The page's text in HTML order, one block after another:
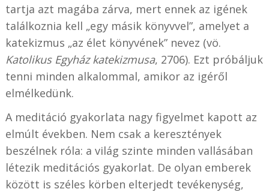
tartja azt magába zárva, mert ennek az igének
találkoznia kell „egy másik könyvvel”, amelyet a
katekizmus „az élet könyvének” nevez (vö.
Katolikus Egyház katekizmusa, 2706). Ezt próbáljuk
tenni minden alkalommal, amikor az igéről
elmélkedünk.
A meditáció gyakorlata nagy figyelmet kapott az
elmúlt években. Nem csak a keresztények
beszélnek róla: a világ szinte minden vallásában
létezik meditációs gyakorlat. De olyan emberek
között is széles körben elterjedt tevékenység,